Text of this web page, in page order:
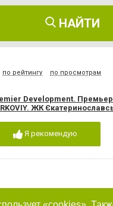
НАЙТИ
по рейтингу по просмотрам
Development.
ЖК
Я рекомендую